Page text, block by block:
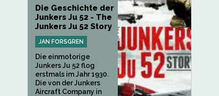
Die Geschichte der
Junkers Ju 52 - The
Junkers Ju 52 Story
JAN FORSGREN
Die einmotorige
Junkers Ju 52 flog
erstmals im Jahr 1930.
Die von der Junkers
Aircraft Company in